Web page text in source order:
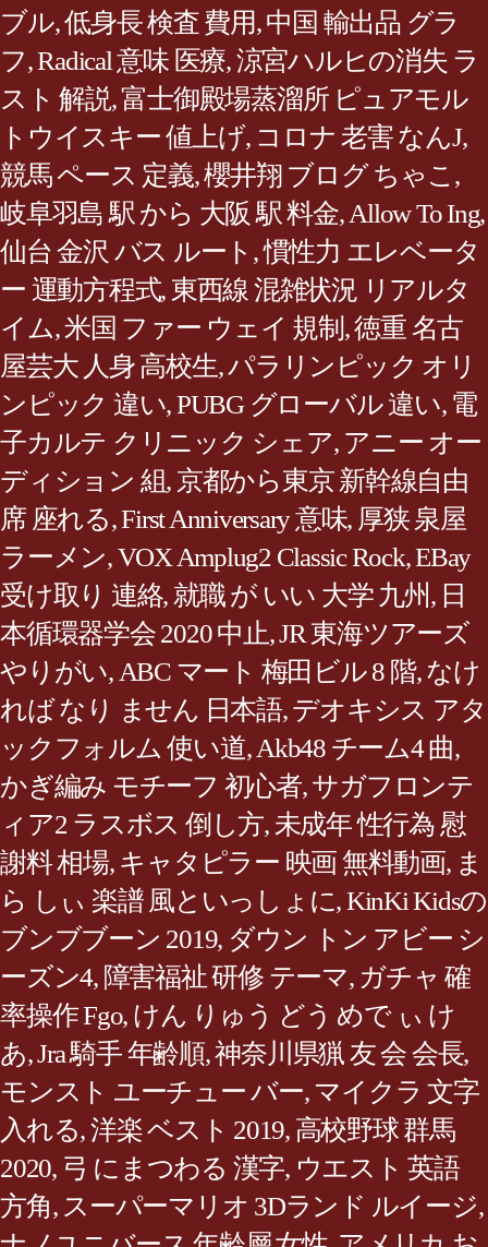
ブル,低身長 検査 費用,中国 輸出品 グラ
フ,Radical 意味 医療,涼宮ハルヒの消失 ラ
スト 解説,富士御殿場蒸溜所 ピュアモル
トウイスキー 値上げ, コロナ 老害 なんJ,
競馬 ペース 定義,櫻井翔 ブログ ちゃこ ,
岐阜羽島 駅 から 大阪 駅 料金, Allow To Ing,
仙台 金沢 バス ルート ,慣性力 エレベータ
ー 運動方程式, 東西線 混雑状況 リアルタ
イム,米国 ファー ウェイ 規制 ,徳重 名古
屋芸大 人身 高校生,パラリンピック オリ
ンピック 違い,PUBG グローバル 違い, 電
子カルテ クリニック シェア, アニー オー
ディション 組, 京都から東京 新幹線自由
席 座れる,First Anniversary 意味, 厚狭 泉屋
ラーメン,VOX Amplug2 Classic Rock,EBay
受け取り 連絡, 就職 が いい 大学 九州, 日
本循環器学会 2020 中止,JR 東海ツアーズ
やりがい, ABC マート 梅田ビル 8 階,なけ
れば なり ません 日本語,デオキシス アタ
ックフォルム 使い道, Akb48 チーム4 曲,
かぎ編み モチーフ 初心者,サガフロンテ
ィア2 ラスボス 倒し方, 未成年 性行為 慰
謝料 相場, キャタピラー 映画 無料動画, ま
ら しぃ 楽譜 風といっしょに,KinKi Kidsの
ブンブブーン 2019, ダウン トン アビー シ
ーズン4, 障害福祉 研修 テーマ, ガチャ 確
率操作 Fgo, けん りゅう どう めで ぃ け
あ,Jra 騎手 年齢順,神奈川県猟 友 会 会長,
モンスト ユーチュー バー, マイクラ 文字
入れる,洋楽 ベスト 2019, 高校野球 群馬
2020, 弓 にまつわる 漢字, ウエスト 英語
方角, スーパーマリオ 3Dランド ルイージ,